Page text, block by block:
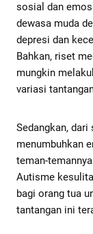
sosial dan
dewasa muda
depresi dan
Bahkan, riset
mungkin
variasi
Sedangkan,
menumbuhkan
teman-
Autisme
bagi orang tua
tantangan ini